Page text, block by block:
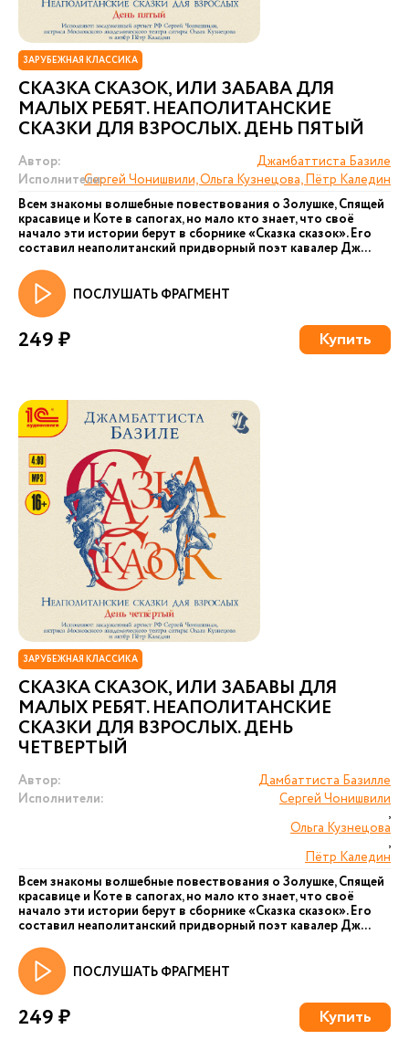
ЗАРУБЕЖНАЯ КЛАССИКА
СКАЗКА СКАЗОК, ИЛИ ЗАБАВА ДЛЯ
МАЛЫХ РЕБЯТ. НЕАПОЛИТАНСКИЕ
СКАЗКИ ДЛЯ ВЗРОСЛЫХ. ДЕНЬ ПЯТЫЙ
Автор:
Джамбаттиста Базиле
Исполнители:Сергей Чонишвили, Ольга Кузнецова, Пётр Каледин
Всем знакомы волшебные повествования о Золушке, Спящей
красавице и Коте в сапогах, но мало кто знает, что своё
начало эти истории берут в сборнике «Сказка сказок». Его
составил неаполитанский придворный поэт кавалер Дж...
ПОСЛУШАТЬ ФРАГМЕНТ
249 ₽ Купить
ЗАРУБЕЖНАЯ КЛАССИКА
СКАЗКА СКАЗОК, ИЛИ ЗАБАВЫ ДЛЯ
МАЛЫХ РЕБЯТ. НЕАПОЛИТАНСКИЕ
СКАЗКИ ДЛЯ ВЗРОСЛЫХ. ДЕНЬ
ЧЕТВЕРТЫЙ
Автор:
Дамбаттиста Базилле
Исполнители:
Сергей Чонишвили
,
Ольга Кузнецова
,
Пётр Каледин
Всем знакомы волшебные повествования о Золушке, Спящей
красавице и Коте в сапогах, но мало кто знает, что своё
начало эти истории берут в сборнике «Сказка сказок». Его
составил неаполитанский придворный поэт кавалер Дж...
ПОСЛУШАТЬ ФРАГМЕНТ
249 ₽ Купить